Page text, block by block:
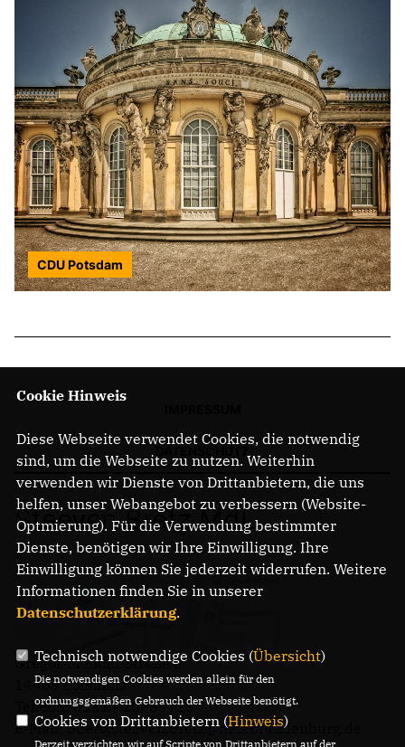
CDU Potsdam
Steeven Bretz MdL
Gregor-Mendel-Straße 3
14469 Potsdam
Telefon: 0331 - 20085713
E-Mail: buero.steeven.bretz@mdl.brandenburg.de
Cookie Hinweis
Diese Webseite verwendet Cookies, die notwendig
sind, um die Webseite zu nutzen. Weiterhin
verwenden wir Dienste von Drittanbietern, die uns
helfen, unser Webangebot zu verbessern (Website-
Optmierung). Für die Verwendung bestimmter
Dienste, benötigen wir Ihre Einwilligung. Ihre
Einwilligung können Sie jederzeit widerrufen. Weitere
Informationen finden Sie in unserer
Datenschutzerklärung.
Technisch notwendige Cookies (Übersicht)
Die notwendigen Cookies werden allein für den
ordnungsgemäßen Gebrauch der Webseite benötigt.
Cookies von Drittanbietern (Hinweis)
Derzeit verzichten wir auf Scripte von Drittanbietern auf der